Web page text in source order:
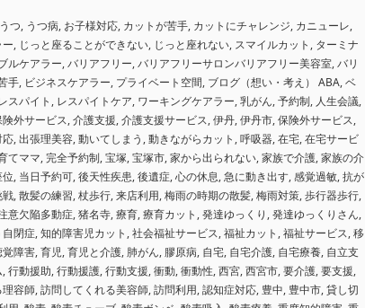
うつ, うつ病, お子様対応, カットが苦手, カットにチャレンジ, カニューレ,
, じっと座ることができない, じっと座れない, スマイルカット , ターミナ
ルケアラー,バリアフリー,バリアフリーサロンバリアフリー美容室,バリ
手, ビジネスケアラー, プライベート空間, ブログ（想い・考え） ABA,ベ
スパイト , レスパイトケア, ワーキングケアラー,乳がん,予約制, 人生会議,
外サービス,介護支援,介護支援サービス,伊丹,伊丹市,保険外サービス,
応,出張理美容,動いてしまう ,動きながらカット ,呼吸器,在宅,在宅サービ
てママ,完全予約制,宝塚,宝塚市,家から出られない,家族で介護,家族の介
位, 当日予約可,後天性疾患,後遺症,心の休息,急に動き出す,感覚過敏,抗が
戦,散髪の練習,杖歩行,来店利用,梅雨の時期の散髪,梅雨対策,歩行器歩行,
意欠陥多動症,猪名寺,療育,療育カット ,発達ゆっくり ,発達ゆっくりさん,
閉症,知的障害児カット ,社会福祉サービス,福祉カット ,福祉サービス,移
覚障害,育児,育児と介護, 肺がん, 膠原病, 自宅, 自宅介護, 自宅療養, 自立支
,行動援助,行動援護,行動支援,衝動,衝動性,西宮,西宮市,要介護,要支援,
容師,訪問してくれる美容師,訪問利用,認知症対応, 豊中, 豊中市,貸し切